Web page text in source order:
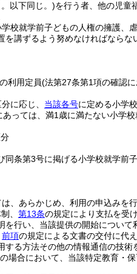
以下同じ。)を行う者、他の児童
校就学前子どもの人権の擁護、
講ずるよう努めなければならな
利用定員(法第27条第1項の確認
に応じ、 当該各号に定める小学
っては、満1歳に満たない小学
条第3号に掲げる小学校就学前
、あらかじめ、利用の申込みを
、 第13条の規定により支払を受
行い、当該提供の開始について
前項の規定による文書の交付に代え
る方法その他の情報通信の技
場合において、当該特定教育・